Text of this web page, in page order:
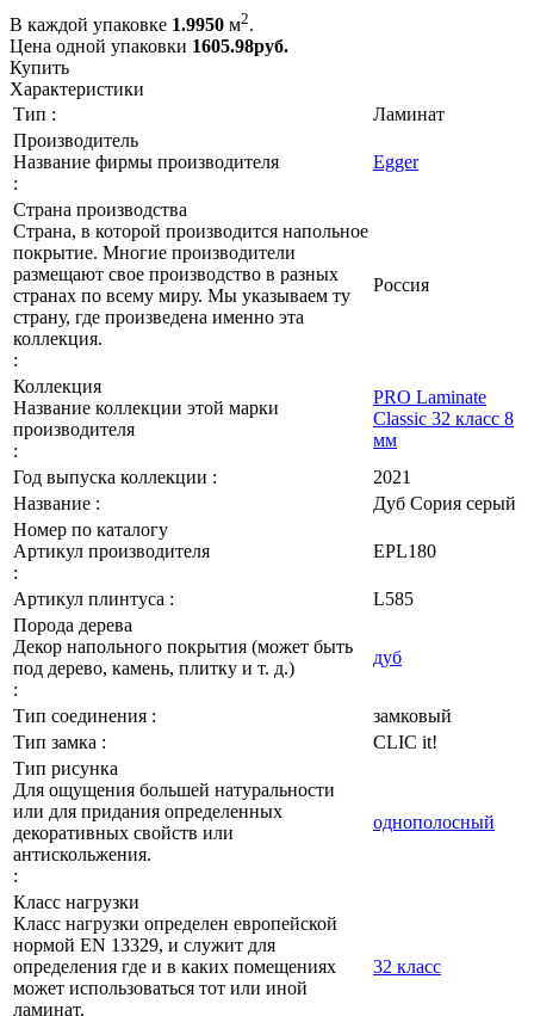
В каждой упаковке 1.9950 м2.
Цена одной упаковки 1605.98руб.
Купить
Характеристики
Тип :
Ламинат
Производитель
Название фирмы производителя
:
Egger
Страна производства
Страна, в которой производится напольное
покрытие. Многие производители
размещают свое производство в разных
странах по всему миру. Мы указываем ту
страну, где произведена именно эта
коллекция.
:
Россия
Коллекция
Название коллекции этой марки
производителя
:
PRO Laminate
Classic 32 класс 8
мм
Год выпуска коллекции :
2021
Название :
Дуб Сория серый
Номер по каталогу
Артикул производителя
:
EPL180
Артикул плинтуса :
L585
Порода дерева
Декор напольного покрытия (может быть
под дерево, камень, плитку и т. д.)
:
дуб
Тип соединения :
замковый
Тип замка :
CLIC it!
Тип рисунка
Для ощущения большей натуральности
или для придания определенных
декоративных свойств или
антискольжения.
:
однополосный
Класс нагрузки
Класс нагрузки определен европейской
нормой EN 13329, и служит для
определения где и в каких помещениях
может использоваться тот или иной
ламинат.
32 класс